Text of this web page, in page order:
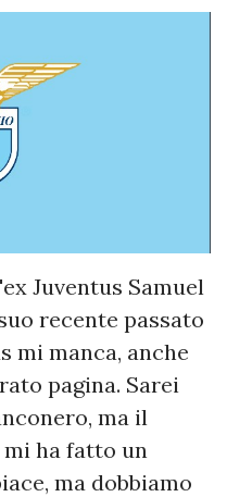
Juventus Samuel
recente passato
mi manca, anche
pagina. Sarei
ma il
ha fatto un
ma dobbiamo